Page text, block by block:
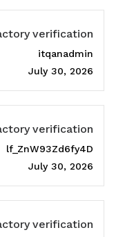
verification
itqanadmin
July 30, 2026
verification
lf_ZnW93Zd6fy4D
July 30, 2026
verification